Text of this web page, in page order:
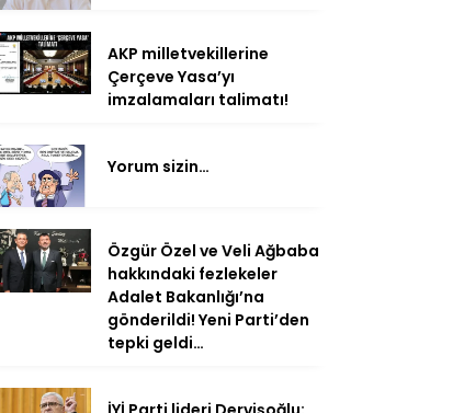
AKP milletvekillerine
Çerçeve Yasa’yı
imzalamaları talimatı!
Yorum sizin…
Özgür Özel ve Veli Ağbaba
hakkındaki fezlekeler
Adalet Bakanlığı’na
gönderildi! Yeni Parti’den
tepki geldi…